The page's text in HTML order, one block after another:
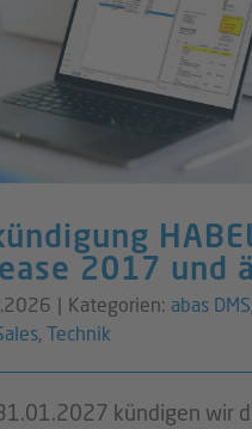
2017 und
| Kategorien: abas DMS
,Technik
kündigen wir